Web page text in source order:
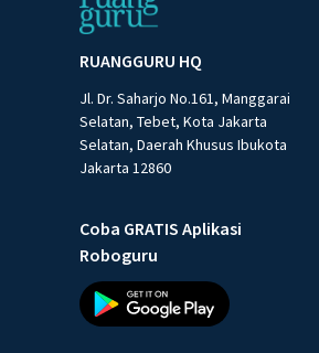
RUANGGURU HQ
Jl. Dr. Saharjo No.161, Manggarai
Selatan, Tebet, Kota Jakarta
Selatan, Daerah Khusus Ibukota
Jakarta 12860
Coba GRATIS Aplikasi
Roboguru